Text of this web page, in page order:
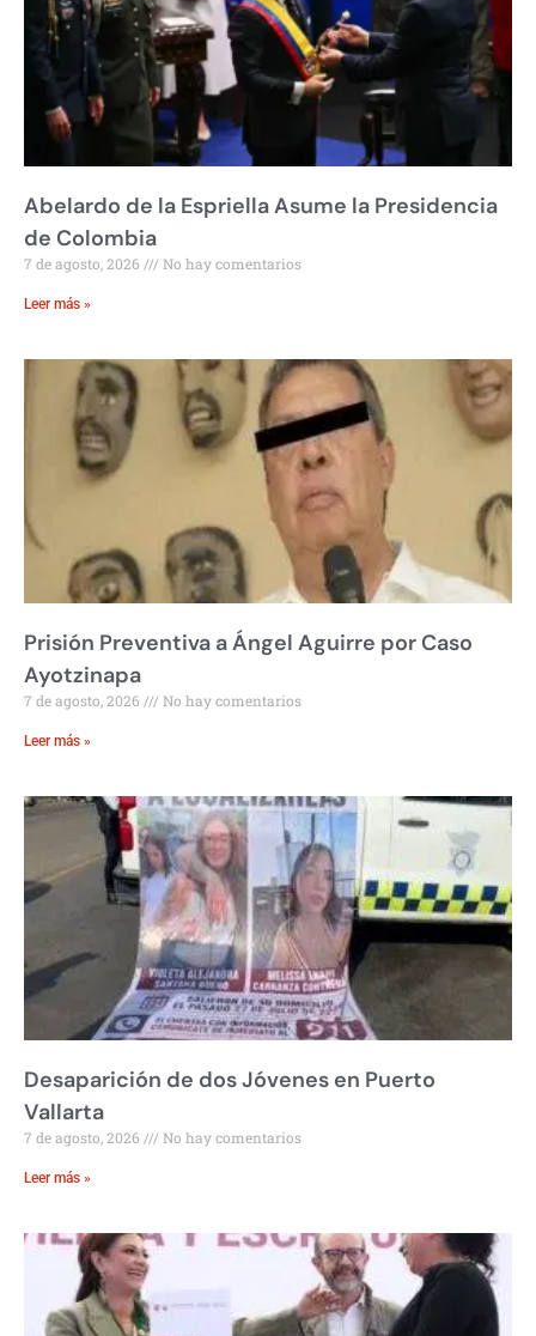
Abelardo de la Espriella Asume la Presidencia
de Colombia
7 de agosto, 2026 No hay comentarios
Leer más »
Prisión Preventiva a Ángel Aguirre por Caso
Ayotzinapa
7 de agosto, 2026 No hay comentarios
Leer más »
Desaparición de dos Jóvenes en Puerto
Vallarta
7 de agosto, 2026 No hay comentarios
Leer más »